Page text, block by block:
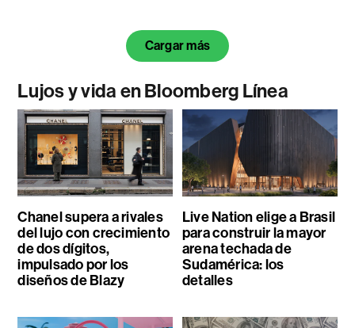
Cargar más
Lujos y vida en Bloomberg Línea
Chanel supera a rivales
del lujo con crecimiento
de dos dígitos,
impulsado por los
diseños de Blazy
Live Nation elige a Brasil
para construir la mayor
arena techada de
Sudamérica: los
detalles